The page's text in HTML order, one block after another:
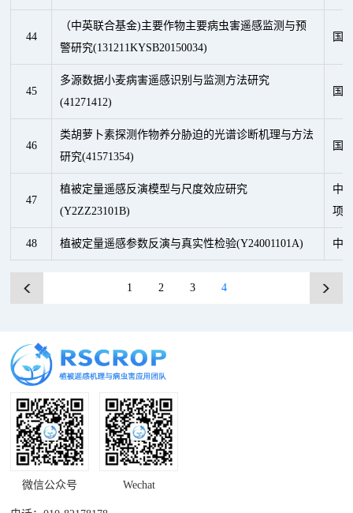
44
（中英联合基金)主要作物主要病虫害遥感监测与预
警研究(131211KYSB20150034)
国
45
多源数据小麦病害遥感识别与监测方法研究
(41271412)
国
46
类胡萝卜素探测作物养分胁迫的光谱诊断机理与方法
研究(41571354)
国
47
植被定量遥感反演模型与尺度效应研究
(Y2ZZ23101B)
中
项
48 植被定量遥感参数反演与真实性检验(Y24001101A) 中
1 2 3 4
微信公众号 Wechat